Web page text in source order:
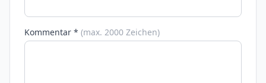
Kommentar * (max. 2000 Zeichen)